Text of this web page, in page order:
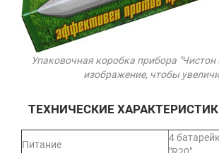
Упаковочная коробка прибора "Чистон
изображение, чтобы
ТЕХНИЧЕСКИЕ
Питание
4